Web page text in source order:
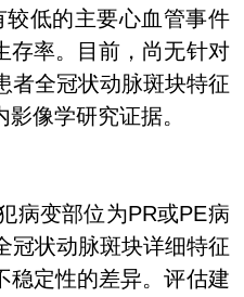
较低的主要心血管事件
存率。目前，尚无针对
者全冠状动脉斑块特征
像学研究证据。
病变部位为PR或PE病
冠状动脉斑块详细特征
稳定性的差异。评估建